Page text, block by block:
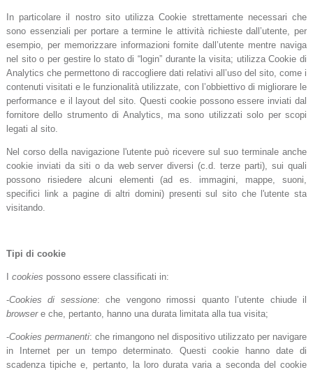
In particolare il nostro sito utilizza Cookie strettamente necessari che
sono essenziali per portare a termine le attività richieste dall’utente, per
esempio, per memorizzare informazioni fornite dall’utente mentre naviga
nel sito o per gestire lo stato di “login” durante la visita; utilizza Cookie di
Analytics che permettono di raccogliere dati relativi all’uso del sito, come i
contenuti visitati e le funzionalità utilizzate, con l’obbiettivo di migliorare le
performance e il layout del sito. Questi cookie possono essere inviati dal
fornitore dello strumento di Analytics, ma sono utilizzati solo per scopi
legati al sito.
Nel corso della navigazione l'utente può ricevere sul suo terminale anche
cookie inviati da siti o da web server diversi (c.d. terze parti), sui quali
possono risiedere alcuni elementi (ad es. immagini, mappe, suoni,
specifici link a pagine di altri domini) presenti sul sito che l'utente sta
visitando.
Tipi di cookie
I cookies possono essere classificati in:
-Cookies di sessione: che vengono rimossi quanto l’utente chiude il
browsere che, pertanto, hanno una durata limitata alla tua visita;
-Cookies permanenti: che rimangono nel dispositivo utilizzato per navigare
in Internet per un tempo determinato. Questi cookie hanno date di
scadenza tipiche e, pertanto, la loro durata varia a seconda del cookie